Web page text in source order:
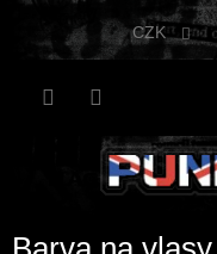
Přejít
CZK